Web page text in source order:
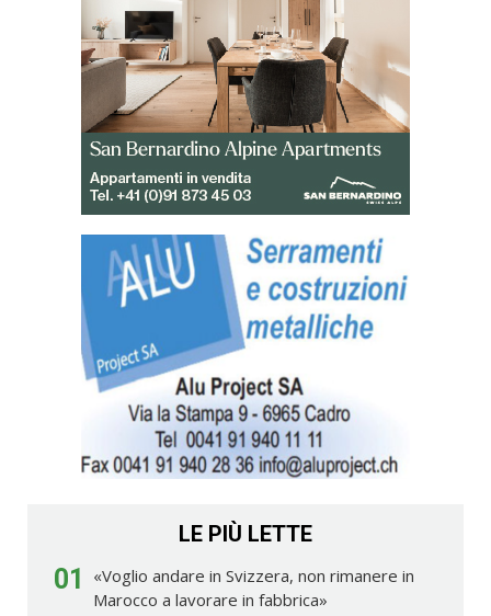
LE PIÙ LETTE
01
«Voglio andare in Svizzera, non rimanere in
Marocco a lavorare in fabbrica»